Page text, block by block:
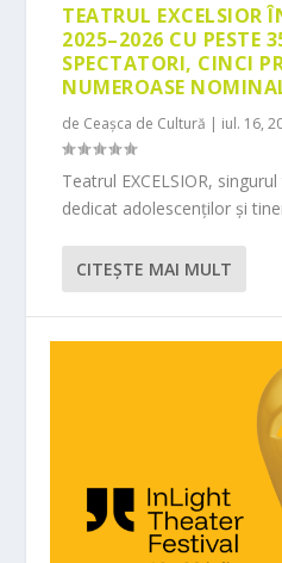
TEATRUL EXCELSIOR
2025–2026 CU PESTE
SPECTATORI, CINCI
NUMEROASE
de Ceașca de Cultură | iul. 16,
Teatrul EXCELSIOR,
dedicat adolescenților și
CITEŞTE MAI MULT